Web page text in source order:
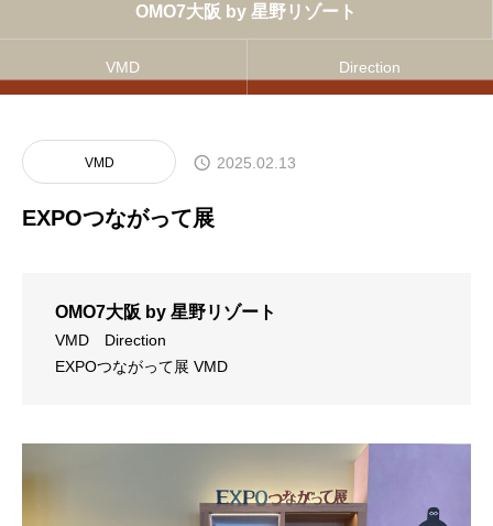
OMO7大阪 by 星野リゾート
VMD Direction
VMD 2025.02.13
EXPOつながって展
OMO7大阪 by 星野リゾート
VMD
Direction
EXPOつながって展 VMD